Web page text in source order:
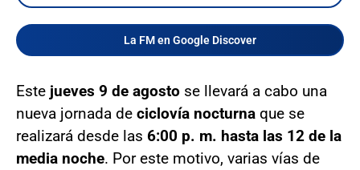
La FM en Google Discover
Este jueves 9 de agosto se llevará a cabo una
nueva jornada de ciclovía nocturna que se
realizará desde las 6:00 p. m. hasta las 12 de la
media noche. Por este motivo, varias vías de